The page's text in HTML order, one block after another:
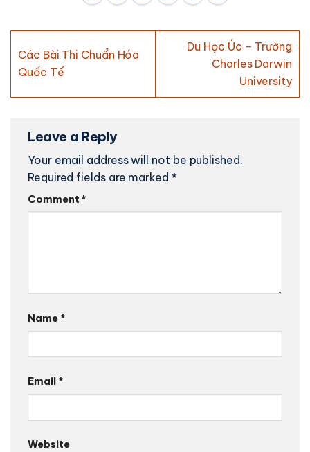
Các Bài Thi Chuẩn Hóa
Quốc Tế
Du Học Úc – Trường
Charles Darwin
University
Leave a Reply
Your email address will not be published.
Required fields are marked *
Comment*
Name*
Email*
Website